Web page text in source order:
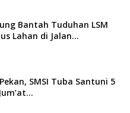
Bantah Tuduhan LSM
Lahan di Jalan...
SMSI Tuba Santuni 5